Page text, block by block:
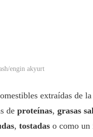
engin akyurt
extraídas de
de proteínas, grasas
, tostadas o como un